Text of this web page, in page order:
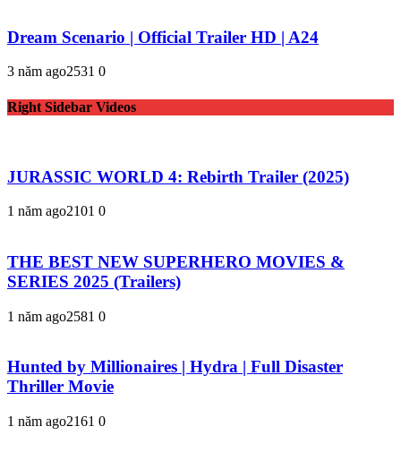
Dream Scenario | Official Trailer HD | A24
3 năm ago2531 0
Right Sidebar Videos
JURASSIC WORLD 4: Rebirth Trailer (2025)
1 năm ago2101 0
THE BEST NEW SUPERHERO MOVIES &
SERIES 2025 (Trailers)
1 năm ago2581 0
Hunted by Millionaires | Hydra | Full Disaster
Thriller Movie
1 năm ago2161 0